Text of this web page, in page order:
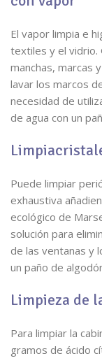
El vapor limpia e
textiles y el vidrio.
manchas, marcas
lavar los marcos
necesidad de
de agua con un
Puede limpiar
exhaustiva
ecológico de
solución para
de las ventanas y
un paño de
Limpieza de
Para limpiar la
gramos de ácido